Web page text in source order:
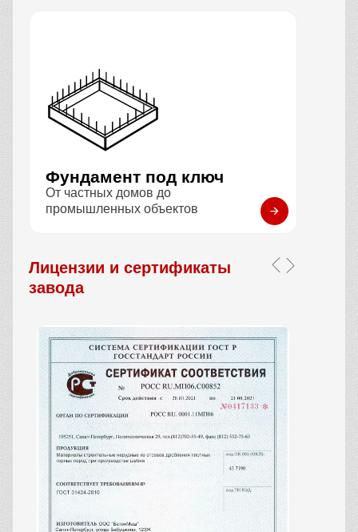
Фундамент под ключ
От частных домов до
промышленных объектов
Лицензии и сертификаты
завода